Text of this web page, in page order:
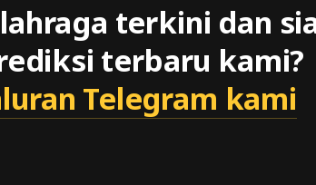
terkini dan
terbaru kami?
Telegram kami